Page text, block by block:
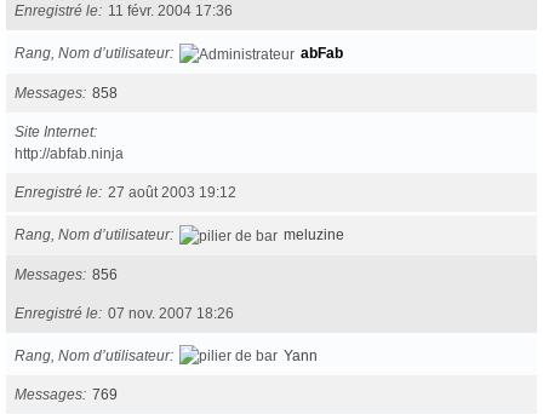
Enregistré le 11 févr. 2004 17:36
Rang, Nom d’utilisateur abFab
Messages 858
Site Internet
http://abfab.ninja
Enregistré le 27 août 2003 19:12
Rang, Nom d’utilisateur meluzine
Messages 856
Enregistré le 07 nov. 2007 18:26
Rang, Nom d’utilisateur Yann
Messages 769